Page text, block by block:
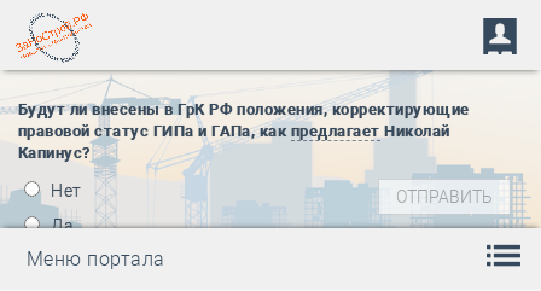
Будут ли внесены в ГрК РФ положения, корректирующие
правовой статус ГИПа и ГАПа, как предлагает Николай
Капинус?
Нет
Да
Меню портала